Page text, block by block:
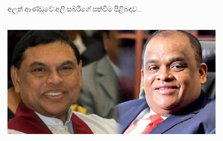
අලුත් ආණ්ඩුවේ අලි සබ්රිගේ පත්වීම පිළිබඳව…